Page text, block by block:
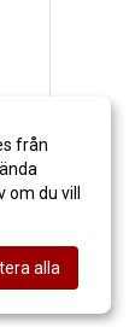
från
du vill
alla